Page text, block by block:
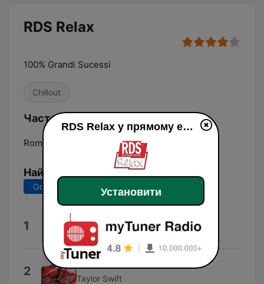
RDS Relax
100% Grandi Sucessi
Chillout
Частоти RDS Relax:
Rome:
Найкращі пісні
Останні 7 днів
1 LAURO
Achille Lauro
2 Haunted
Taylor Swift
RDS Relax у прямому ефір
Установити